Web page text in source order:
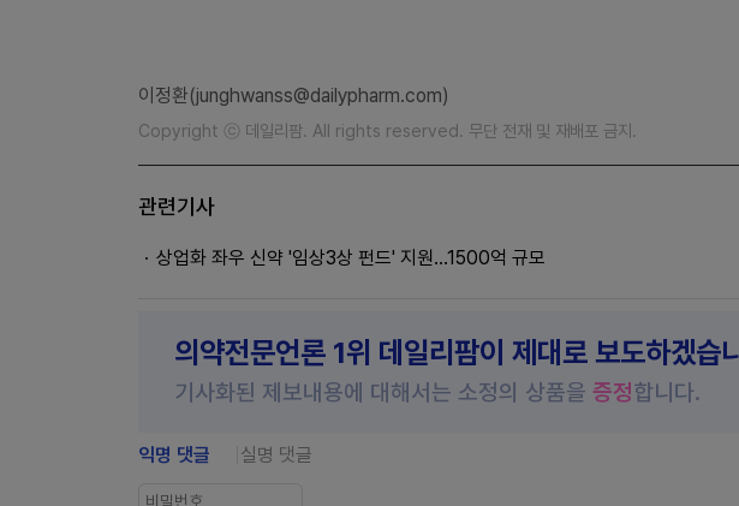
이정환(junghwanss@dailypharm.com)
Copyright ⓒ 데일리팜. All rights reserved. 무단 전재 및 재배포 금지.
관련기사
상업화 좌우 신약 '임상3상 펀드' 지원…1500억 규모
의약전문언론 1위 데일리팜이 제대로 보도하겠습
기사화된 제보내용에 대해서는 소정의 상품을 증정합니다.
익명 댓글 실명 댓글